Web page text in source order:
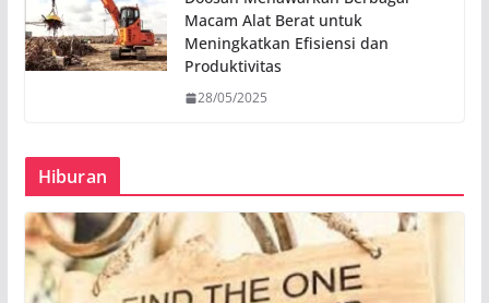
Macam Alat Berat untuk
Meningkatkan Efisiensi dan
Produktivitas
28/05/2025
Hiburan